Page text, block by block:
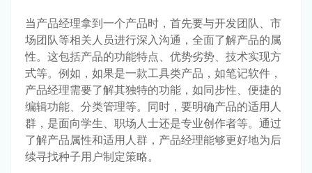
当产品经理拿到一个产品时，首先要与开发团队、市
场团队等相关人员进行深入沟通，全面了解产品的属
性。这包括产品的功能特点、优势劣势、技术实现方
式等。例如，如果是一款工具类产品，如笔记软件，
产品经理需要了解其独特的功能，如同步性、便捷的
编辑功能、分类管理等。同时，要明确产品的适用人
群，是面向学生、职场人士还是专业创作者等。通过
了解产品属性和适用人群，产品经理能够更好地为后
续寻找种子用户制定策略。